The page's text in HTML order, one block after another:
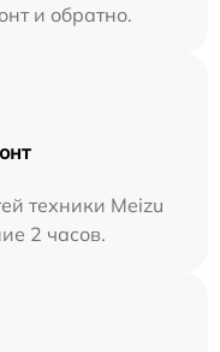
и обратно.
техники Meizu
2 часов.